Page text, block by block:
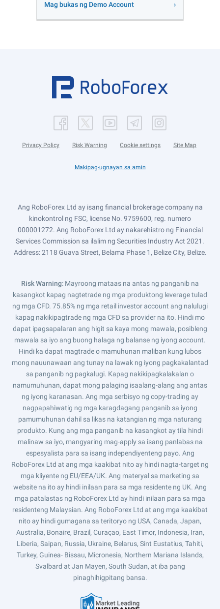
Mag bukas ng Demo Account
Privacy Policy Risk Warning Cookie settings Site Map
Makipag-ugnayan sa amin
Ang RoboForex Ltd ay isang financial brokerage company na
kinokontrol ng FSC, license No. 9759600, reg. numero
000001272. Ang RoboForex Ltd ay nakarehistro ng Financial
Services Commission sa ilalim ng Securities Industry Act 2021.
Address: 2118 Guava Street, Belama Phase 1, Belize City, Belize.
Risk Warning: Mayroong mataas na antas ng panganib na
kasangkot kapag nagtetrade ng mga produktong leverage tulad
ng mga CFD. 75.85% ng mga retail investor account ang nalulugi
kapag nakikipagtrade ng mga CFD sa provider na ito. Hindi mo
dapat ipagsapalaran ang higit sa kaya mong mawala, posibleng
mawala sa iyo ang buong halaga ng balanse ng iyong account.
Hindi ka dapat magtrade o mamuhunan maliban kung lubos
mong nauunawaan ang tunay na lawak ng iyong pagkakalantad
sa panganib ng pagkalugi. Kapag nakikipagkalakalan o
namumuhunan, dapat mong palaging isaalang-alang ang antas
ng iyong karanasan. Ang mga serbisyo ng copy-trading ay
nagpapahiwatig ng mga karagdagang panganib sa iyong
pamumuhunan dahil sa likas na katangian ng mga naturang
produkto. Kung ang mga panganib na kasangkot ay tila hindi
malinaw sa iyo, mangyaring mag-apply sa isang panlabas na
espesyalista para sa isang independiyenteng payo. Ang
RoboForex Ltd at ang mga kaakibat nito ay hindi nagta-target ng
mga kliyente ng EU/EEA/UK. Ang materyal sa marketing sa
website na ito ay hindi inilaan para sa mga residente ng UK. Ang
mga patalastas ng RoboForex Ltd ay hindi inilaan para sa mga
residenteng Malaysian. Ang RoboForex Ltd at ang mga kaakibat
nito ay hindi gumagana sa teritoryo ng USA, Canada, Japan,
Australia, Bonaire, Brazil, Curaçao, East Timor, Indonesia, Iran,
Liberia, Saipan, Russia, Ukraine, Belarus, Sint Eustatius, Tahiti,
Turkey, Guinea- Bissau, Micronesia, Northern Mariana Islands,
Svalbard at Jan Mayen, South Sudan, at iba pang
pinaghihigpitang bansa.